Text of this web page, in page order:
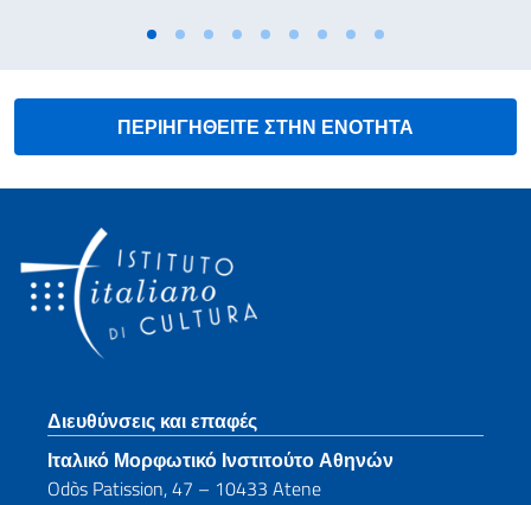
ΠΕΡΙΗΓΗΘΕΙΤΕ ΣΤΗΝ ΕΝΟΤΗΤΑ
Footer section
Διευθύνσεις και επαφές
Ιταλικό Μορφωτικό Ινστιτούτο Αθηνών
Odòs Patission, 47 – 10433 Atene